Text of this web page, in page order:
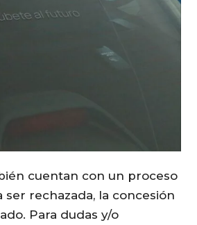
cuentan con un proceso
rechazada, la concesión
Para dudas y/o